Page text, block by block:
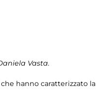
Vasta.
hanno caratterizzato la